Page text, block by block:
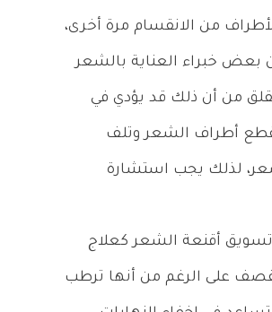
من الانقسام مرة أخرى،
بعض خبراء العناية بالشعر
من أن ذلك قد يؤدي في
أطراف الشعر وتلف
لذلك يجب استشارة
تسويق أقنعة الشعر كعلاج
على الرغم من أنها ترطب